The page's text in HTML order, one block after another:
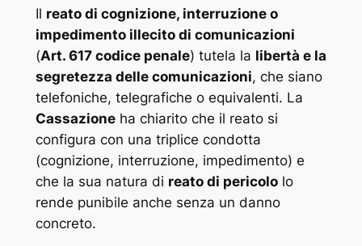
Il reato di cognizione, interruzione o
impedimento illecito di comunicazioni
(Art. 617 codice penale) tutela la libertà e la
segretezza delle comunicazioni, che siano
telefoniche, telegrafiche o equivalenti. La
Cassazioneha chiarito che il reato si
configura con una triplice condotta
(cognizione, interruzione, impedimento) e
che la sua natura di reato di pericololo
rende punibile anche senza un danno
concreto.